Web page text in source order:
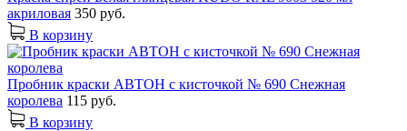
акриловая 350 руб.
В корзину
Пробник краски АВТОН с кисточкой № 690 Снежная
королева 115 руб.
В корзину